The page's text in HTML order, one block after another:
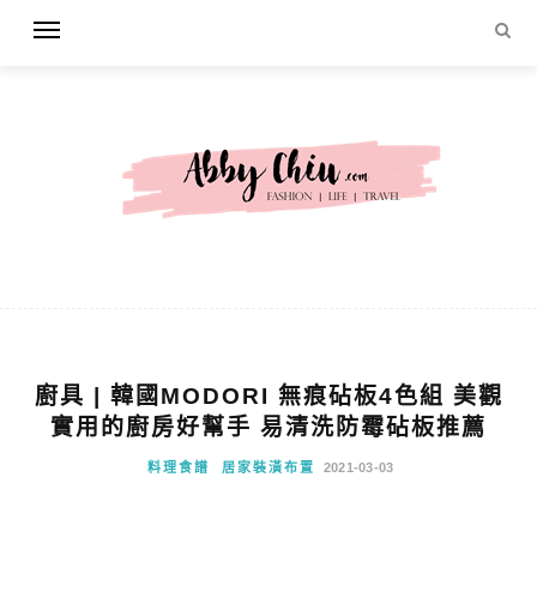
廚具 | 韓國MODORI 無痕砧板4色組 美觀
實用的廚房好幫手 易清洗防霉砧板推薦
料理食譜 居家裝潢布置 2021-03-03